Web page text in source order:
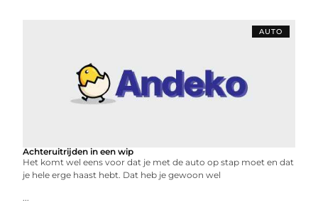
AUTO
Achteruitrijden in een wip
Het komt wel eens voor dat je met de auto op stap moet en dat
je hele erge haast hebt. Dat heb je gewoon wel
...